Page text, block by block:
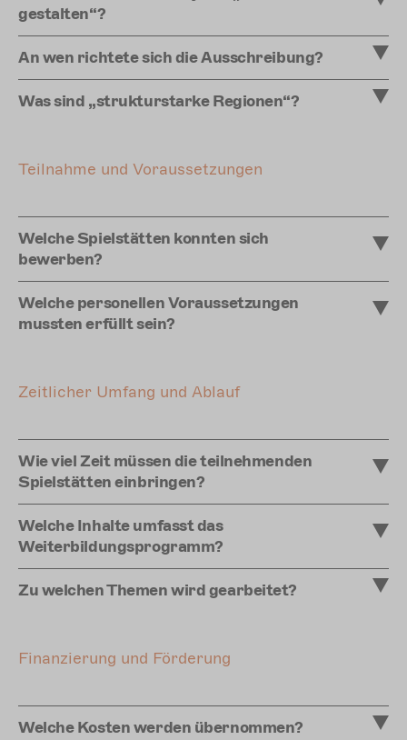
gestalten“?
An wen richtete sich die Ausschreibung?
Was sind „strukturstarke Regionen“?
Teilnahme und Voraussetzungen
Welche Spielstätten konnten sich
bewerben?
Welche personellen Voraussetzungen
mussten erfüllt sein?
Zeitlicher Umfang und Ablauf
Wie viel Zeit müssen die teilnehmenden
Spielstätten einbringen?
Welche Inhalte umfasst das
Weiterbildungsprogramm?
Zu welchen Themen wird gearbeitet?
Finanzierung und Förderung
Welche Kosten werden übernommen?